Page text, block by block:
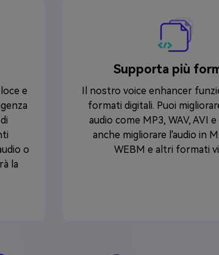
e
o
la
Supporta più
Il nostro voice enhancer
formati digitali. Puoi
audio come MP3, WAV, AVI
anche migliorare l'audio in
WEBM e altri formati